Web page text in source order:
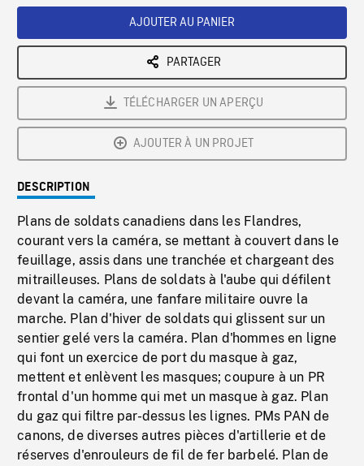
AJOUTER AU PANIER
PARTAGER
TÉLÉCHARGER UN APERÇU
AJOUTER À UN PROJET
DESCRIPTION
Plans de soldats canadiens dans les Flandres,
courant vers la caméra, se mettant à couvert dans le
feuillage, assis dans une tranchée et chargeant des
mitrailleuses. Plans de soldats à l'aube qui défilent
devant la caméra, une fanfare militaire ouvre la
marche. Plan d'hiver de soldats qui glissent sur un
sentier gelé vers la caméra. Plan d'hommes en ligne
qui font un exercice de port du masque à gaz,
mettent et enlèvent les masques; coupure à un PR
frontal d'un homme qui met un masque à gaz. Plan
du gaz qui filtre par-dessus les lignes. PMs PAN de
canons, de diverses autres pièces d'artillerie et de
réserves d'enrouleurs de fil de fer barbelé. Plan de